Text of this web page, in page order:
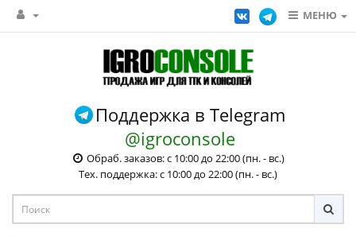
МЕНЮ
Поддержка в Telegram
@igroconsole
Обраб. заказов: с 10:00 до 22:00 (пн. - вс.)
Тех. поддержка: с 10:00 до 22:00 (пн. - вс.)